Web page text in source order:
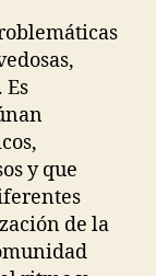
Es
y que
de la